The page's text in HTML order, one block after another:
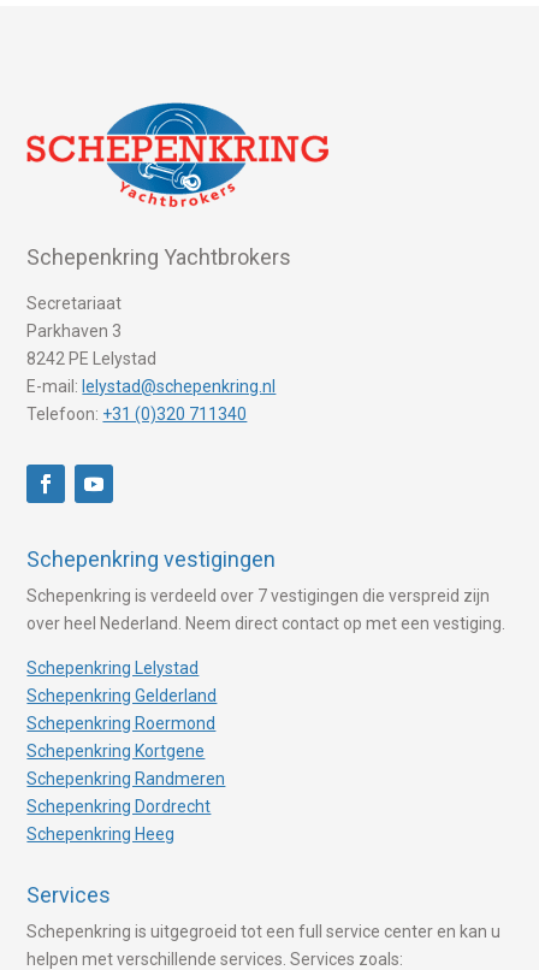
Schepenkring Yachtbrokers
Secretariaat
Parkhaven 3
8242 PE Lelystad
E-mail: lelystad@schepenkring.nl
Telefoon: +31 (0)320 711340
Schepenkring vestigingen
Schepenkring is verdeeld over 7 vestigingen die verspreid zijn
over heel Nederland. Neem direct contact op met een vestiging.
Schepenkring Lelystad
Schepenkring Gelderland
Schepenkring Roermond
Schepenkring Kortgene
Schepenkring Randmeren
Schepenkring Dordrecht
Schepenkring Heeg
Services
Schepenkring is uitgegroeid tot een full service center en kan u
helpen met verschillende services. Services zoals: